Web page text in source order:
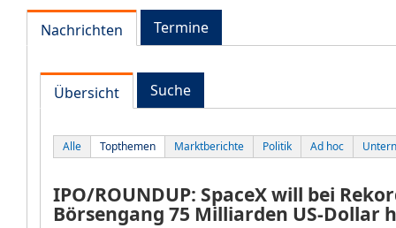
Nachrichten Termine
Übersicht Suche
Alle Topthemen Marktberichte Politik Ad hoc
IPO/ROUNDUP: SpaceX will bei
Börsengang 75 Milliarden US-Dollar